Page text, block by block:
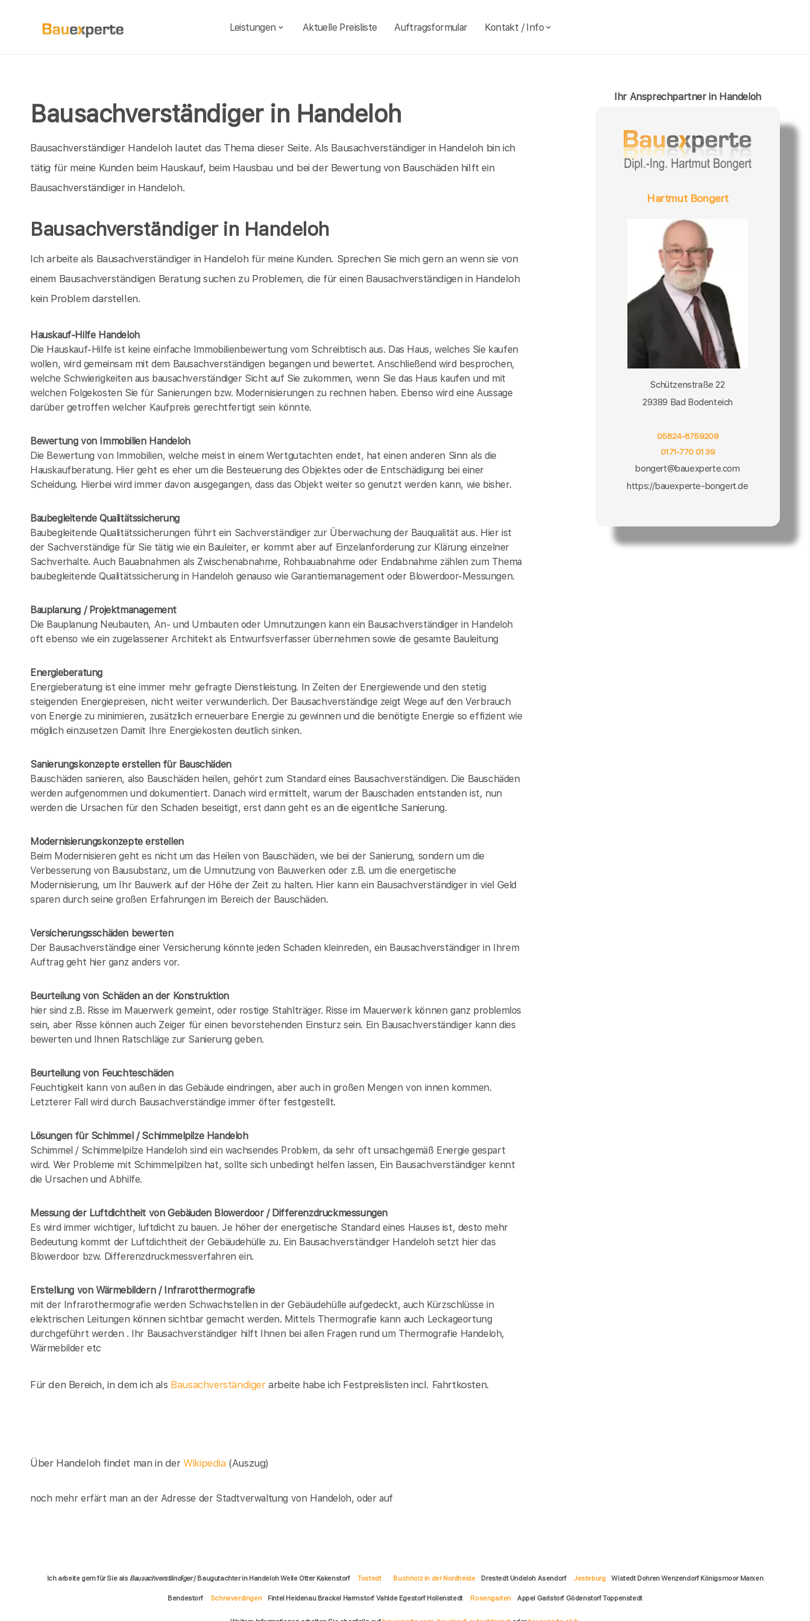
Leistungen Aktuelle Preisliste Auftragsformular Kontakt / Info
Bausachverständiger in Handeloh
Bausachverständiger Handeloh lautet das Thema dieser Seite. Als Bausachverständiger in Handeloh bin ich
tätig für meine Kunden beim Hauskauf, beim Hausbau und bei der Bewertung von Bauschäden hilft ein
Bausachverständiger in Handeloh.
Bausachverständiger in Handeloh
Ich arbeite als Bausachverständiger in Handeloh für meine Kunden. Sprechen Sie mich gern an wenn sie von
einem Bausachverständigen Beratung suchen zu Problemen, die für einen Bausachverständigen in Handeloh
kein Problem darstellen.
Hauskauf-Hilfe Handeloh
Die Hauskauf-Hilfe ist keine einfache Immobilienbewertung vom Schreibtisch aus. Das Haus, welches Sie kaufen
wollen, wird gemeinsam mit dem Bausachverständigen begangen und bewertet. Anschließend wird besprochen,
welche Schwierigkeiten aus bausachverständiger Sicht auf Sie zukommen, wenn Sie das Haus kaufen und mit
welchen Folgekosten Sie für Sanierungen bzw. Modernisierungen zu rechnen haben. Ebenso wird eine Aussage
darüber getroffen welcher Kaufpreis gerechtfertigt sein könnte.
Bewertung von Immobilien Handeloh
Die Bewertung von Immobilien, welche meist in einem Wertgutachten endet, hat einen anderen Sinn als die
Hauskaufberatung. Hier geht es eher um die Besteuerung des Objektes oder die Entschädigung bei einer
Scheidung. Hierbei wird immer davon ausgegangen, dass das Objekt weiter so genutzt werden kann, wie bisher.
Baubegleitende Qualitätssicherung
Baubegleitende Qualitätssicherungen führt ein Sachverständiger zur Überwachung der Bauqualität aus. Hier ist
der Sachverständige für Sie tätig wie ein Bauleiter, er kommt aber auf Einzelanforderung zur Klärung einzelner
Sachverhalte. Auch Bauabnahmen als Zwischenabnahme, Rohbauabnahme oder Endabnahme zählen zum Thema
baubegleitende Qualitätssicherung in Handeloh genauso wie Garantiemanagement oder Blowerdoor-Messungen.
Bauplanung / Projektmanagement
Die Bauplanung Neubauten, An- und Umbauten oder Umnutzungen kann ein Bausachverständiger in Handeloh
oft ebenso wie ein zugelassener Architekt als Entwurfsverfasser übernehmen sowie die gesamte Bauleitung
Energieberatung
Energieberatung ist eine immer mehr gefragte Dienstleistung. In Zeiten der Energiewende und den stetig
steigenden Energiepreisen, nicht weiter verwunderlich. Der Bausachverständige zeigt Wege auf den Verbrauch
von Energie zu minimieren, zusätzlich erneuerbare Energie zu gewinnen und die benötigte Energie so effizient wie
möglich einzusetzen Damit Ihre Energiekosten deutlich sinken.
Sanierungskonzepte erstellen für Bauschäden
Bauschäden sanieren, also Bauschäden heilen, gehört zum Standard eines Bausachverständigen. Die Bauschäden
werden aufgenommen und dokumentiert. Danach wird ermittelt, warum der Bauschaden entstanden ist, nun
werden die Ursachen für den Schaden beseitigt, erst dann geht es an die eigentliche Sanierung.
Modernisierungskonzepte erstellen
Beim Modernisieren geht es nicht um das Heilen von Bauschäden, wie bei der Sanierung, sondern um die
Verbesserung von Bausubstanz, um die Umnutzung von Bauwerken oder z.B. um die energetische
Modernisierung, um Ihr Bauwerk auf der Höhe der Zeit zu halten. Hier kann ein Bausachverständiger in viel Geld
sparen durch seine großen Erfahrungen im Bereich der Bauschäden.
Versicherungsschäden bewerten
Der Bausachverständige einer Versicherung könnte jeden Schaden kleinreden, ein Bausachverständiger in Ihrem
Auftrag geht hier ganz anders vor.
Beurteilung von Schäden an der Konstruktion
hier sind z.B. Risse im Mauerwerk gemeint, oder rostige Stahlträger. Risse im Mauerwerk können ganz problemlos
sein, aber Risse können auch Zeiger für einen bevorstehenden Einsturz sein. Ein Bausachverständiger kann dies
bewerten und Ihnen Ratschläge zur Sanierung geben.
Beurteilung von Feuchteschäden
Feuchtigkeit kann von außen in das Gebäude eindringen, aber auch in großen Mengen von innen kommen.
Letzterer Fall wird durch Bausachverständige immer öfter festgestellt.
Lösungen für Schimmel / Schimmelpilze Handeloh
Schimmel / Schimmelpilze Handeloh sind ein wachsendes Problem, da sehr oft unsachgemäß Energie gespart
wird. Wer Probleme mit Schimmelpilzen hat, sollte sich unbedingt helfen lassen, Ein Bausachverständiger kennt
die Ursachen und Abhilfe.
Messung der Luftdichtheit von Gebäuden Blowerdoor / Differenzdruckmessungen
Es wird immer wichtiger, luftdicht zu bauen. Je höher der energetische Standard eines Hauses ist, desto mehr
Bedeutung kommt der Luftdichtheit der Gebäudehülle zu. Ein Bausachverständiger Handeloh setzt hier das
Blowerdoor bzw. Differenzdruckmessverfahren ein.
Erstellung von Wärmebildern / Infrarotthermografie
mit der Infrarothermografie werden Schwachstellen in der Gebäudehülle aufgedeckt, auch Kürzschlüsse in
elektrischen Leitungen können sichtbar gemacht werden. Mittels Thermografie kann auch Leckageortung
durchgeführt werden . Ihr Bausachverständiger hilft Ihnen bei allen Fragen rund um Thermografie Handeloh,
Wärmebilder etc
Für den Bereich, in dem ich als Bausachverständigerarbeite habe ich Festpreislisten incl. Fahrtkosten.
Über Handeloh findet man in derWikipedia (Auszug)
noch mehr erfärt man an der Adresse der Stadtverwaltung von Handeloh, oder auf
Ihr Ansprechpartner in Handeloh
Hartmut Bongert
Schützenstraße 22
29389 Bad Bodenteich
05824-8759209
0171-770 01 39
bongert@bauexperte.com
https://bauexperte-bongert.de
Ich arbeite gern für Sie als Bausachverständiger/ Baugutachter in Handeloh Welle Otter Kakenstorf Tostedt Buchholz in der Nordheide Drestedt Undeloh Asendorf Jesteburg Wistedt Dohren Wenzendorf Königsmoor Marxen
Bendestorf Schneverdingen Fintel Heidenau Brackel Harmstorf Vahlde Egestorf Hollenstedt Rosengarten Appel Garlstorf Gödenstorf Toppenstedt